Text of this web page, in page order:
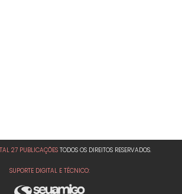
27 PUBLICAÇÕES TODOS OS DIREITOS RESERVADOS.
SUPORTE DIGITAL E TÉCNICO: